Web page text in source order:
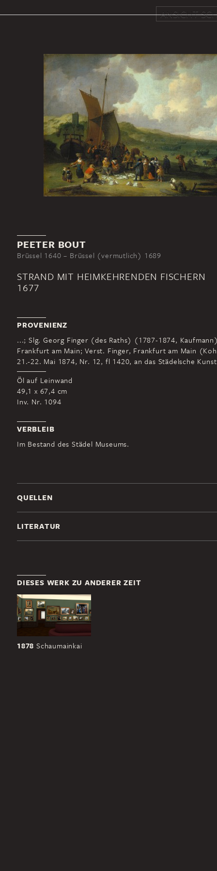
ANSICHT
PEETER BOUT
Brüssel 1640 – Brüssel (vermutlich) 1689
STRAND MIT HEIMKEHRENDEN FISCHERN
1677
PROVENIENZ
...; Slg. Georg Finger (des Raths) (1787-1874,
Frankfurt am Main; Verst. Finger, Frankfurt am Main
21.-22. Mai 1874, Nr. 12, fl 1420, an das Städelsche
Öl auf Leinwand
49,1 x 67,4 cm
Inv. Nr. 1094
VERBLEIB
Im Bestand des Städel Museums.
QUELLEN
LITERATUR
DIESES WERK ZU ANDERER ZEIT
1878 Schaumainkai